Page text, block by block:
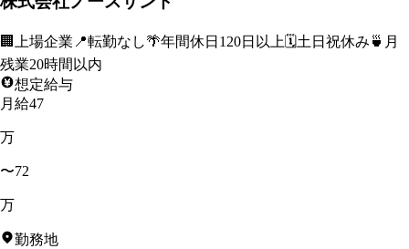
🏢 上場企業 📍転勤なし🌴年間休日120日以上 🗓️土日祝休み 🍵 月
残業20時間以内
想定給与
月給47
万
〜72
万
勤務地